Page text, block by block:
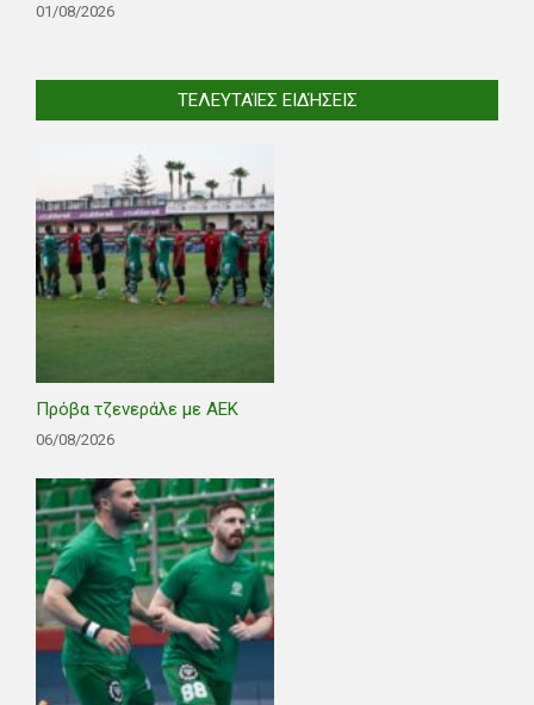
01/08/2026
ΤΕΛΕΥΤΑΊΕΣ ΕΙΔΉΣΕΙΣ
Πρόβα τζενεράλε με ΑΕΚ
06/08/2026